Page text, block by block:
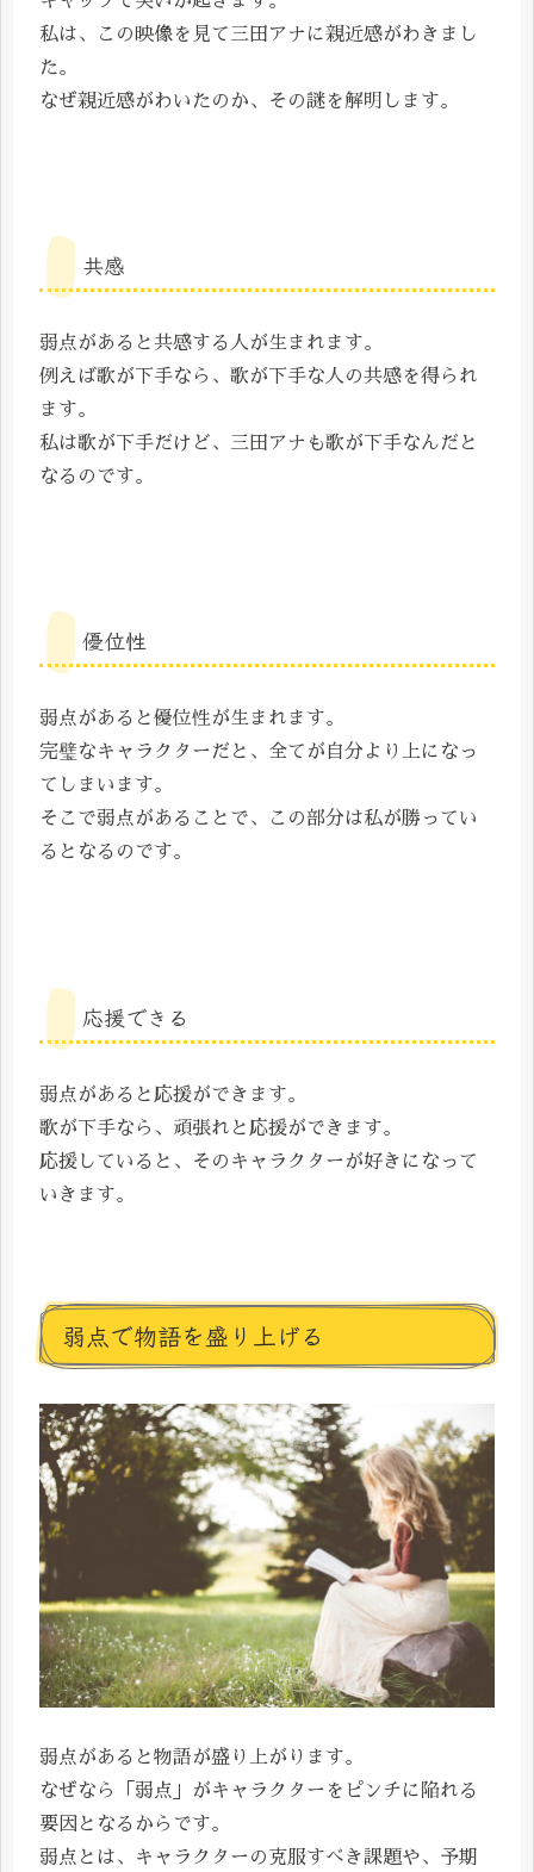
私は、この映像を見て三田アナに親近感がわきまし
た。
なぜ親近感がわいたのか、その謎を解明します。
共感
弱点があると共感する人が生まれます。
例えば歌が下手なら、歌が下手な人の共感を得られ
ます。
私は歌が下手だけど、三田アナも歌が下手なんだと
なるのです。
優位性
弱点があると優位性が生まれます。
完璧なキャラクターだと、全てが自分より上になっ
てしまいます。
そこで弱点があることで、この部分は私が勝ってい
るとなるのです。
応援できる
弱点があると応援ができます。
歌が下手なら、頑張れと応援ができます。
応援していると、そのキャラクターが好きになって
いきます。
弱点で物語を盛り上げる
弱点があると物語が盛り上がります。
なぜなら「弱点」がキャラクターをピンチに陥れる
要因となるからです。
弱点とは、キャラクターの克服すべき課題や、予期